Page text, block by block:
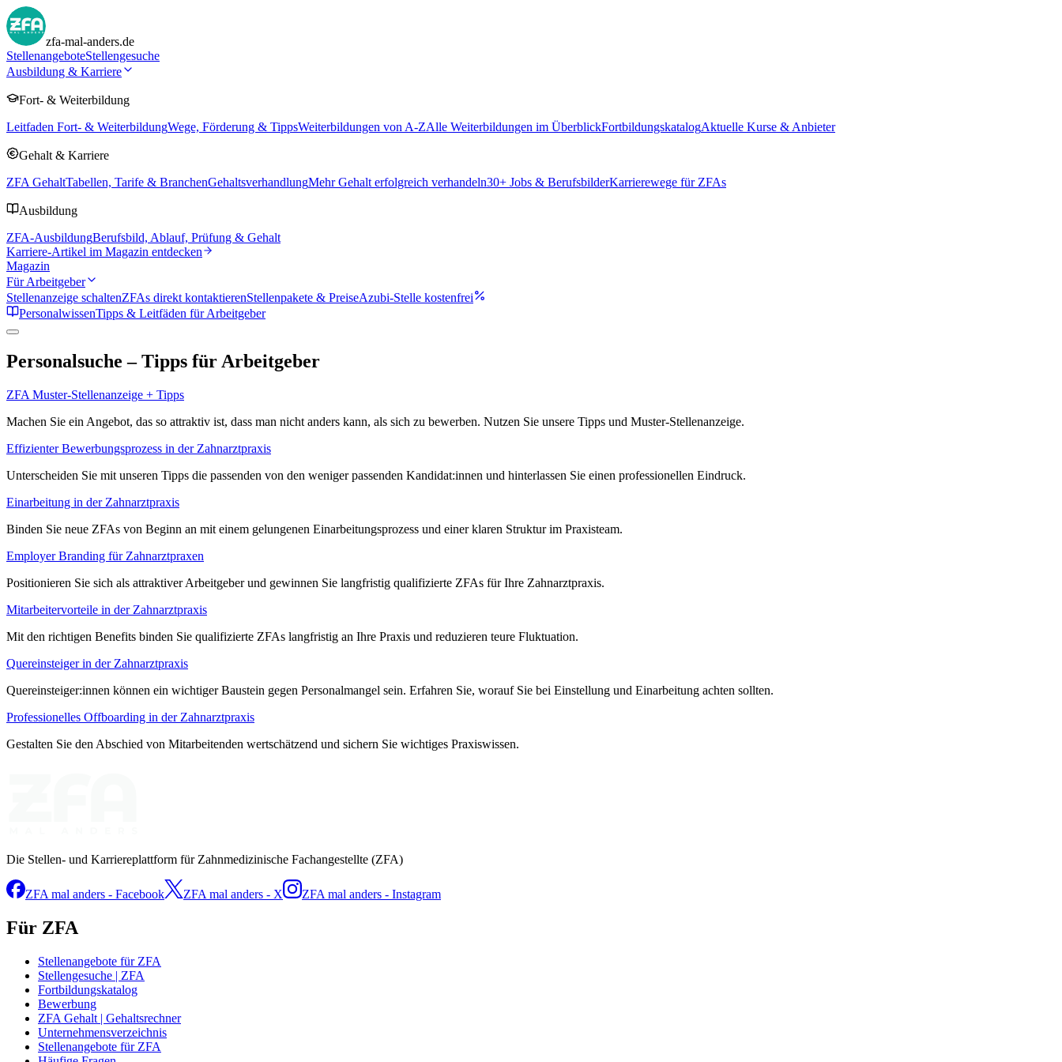
zfa-mal-anders.de
StellenangeboteStellengesuche
Ausbildung & Karriere
Fort- & Weiterbildung
Leitfaden Fort- & WeiterbildungWege, Förderung & TippsWeiterbildungen von A-ZAlle Weiterbildungen im ÜberblickFortbildungskatalogAktuelle Kurse & Anbieter
Gehalt & Karriere
ZFA GehaltTabellen, Tarife & BranchenGehaltsverhandlungMehr Gehalt erfolgreich verhandeln30+ Jobs & BerufsbilderKarrierewege für ZFAs
Ausbildung
ZFA-AusbildungBerufsbild, Ablauf, Prüfung & Gehalt
Karriere-Artikel im Magazin entdecken
Magazin
Für Arbeitgeber
Stellenanzeige schaltenZFAs direkt kontaktierenStellenpakete & PreiseAzubi-Stelle kostenfrei
PersonalwissenTipps & Leitfäden für Arbeitgeber
Personalsuche – Tipps für Arbeitgeber
ZFA Muster-Stellenanzeige + Tipps
Machen Sie ein Angebot, das so attraktiv ist, dass man nicht anders kann, als sich zu bewerben. Nutzen Sie unsere Tipps und Muster-Stellenanzeige.
Effizienter Bewerbungsprozess in der Zahnarztpraxis
Unterscheiden Sie mit unseren Tipps die passenden von den weniger passenden Kandidat:innen und hinterlassen Sie einen professionellen Eindruck.
Einarbeitung in der Zahnarztpraxis
Binden Sie neue ZFAs von Beginn an mit einem gelungenen Einarbeitungsprozess und einer klaren Struktur im Praxisteam.
Employer Branding für Zahnarztpraxen
Positionieren Sie sich als attraktiver Arbeitgeber und gewinnen Sie langfristig qualifizierte ZFAs für Ihre Zahnarztpraxis.
Mitarbeitervorteile in der Zahnarztpraxis
Mit den richtigen Benefits binden Sie qualifizierte ZFAs langfristig an Ihre Praxis und reduzieren teure Fluktuation.
Quereinsteiger in der Zahnarztpraxis
Quereinsteiger:innen können ein wichtiger Baustein gegen Personalmangel sein. Erfahren Sie, worauf Sie bei Einstellung und Einarbeitung achten sollten.
Professionelles Offboarding in der Zahnarztpraxis
Gestalten Sie den Abschied von Mitarbeitenden wertschätzend und sichern Sie wichtiges Praxiswissen.
Die Stellen- und Karriereplattform für Zahnmedizinische Fachangestellte (ZFA)
ZFA mal anders - Facebook ZFA mal anders - X ZFA mal anders - Instagram
Für ZFA
Stellenangebote für ZFA
Stellengesuche | ZFA
Fortbildungskatalog
Bewerbung
ZFA Gehalt | Gehaltsrechner
Unternehmensverzeichnis
Stellenangebote für ZFA